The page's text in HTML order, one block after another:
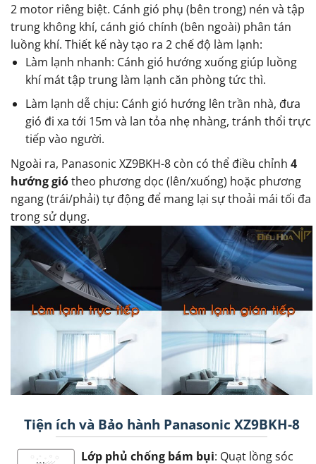
2 motor riêng biệt. Cánh gió phụ (bên trong) nén và tập
trung không khí, cánh gió chính (bên ngoài) phân tán
luồng khí. Thiết kế này tạo ra 2 chế độ làm lạnh:
Làm lạnh nhanh: Cánh gió hướng xuống giúp luồng
khí mát tập trung làm lạnh căn phòng tức thì.
Làm lạnh dễ chịu: Cánh gió hướng lên trần nhà, đưa
gió đi xa tới 15m và lan tỏa nhẹ nhàng, tránh thổi trực
tiếp vào người.
Ngoài ra, Panasonic XZ9BKH-8 còn có thể điều chỉnh 4
hướng giótheo phương dọc (lên/xuống) hoặc phương
ngang (trái/phải) tự động để mang lại sự thoải mái tối đa
trong sử dụng.
Tiện ích và Bảo hành Panasonic XZ9BKH-8
Lớp phủ chống bám bụi: Quạt lồng sóc